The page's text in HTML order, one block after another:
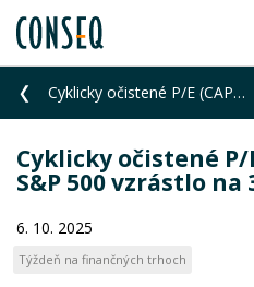
Cyklicky očistené P/E (CAPE) indexu S&P 500 vzrástlo na 39,5x
Cyklicky očistené P/
S&P 500 vzrástlo na
6. 10. 2025
Týždeň na finančných trhoch